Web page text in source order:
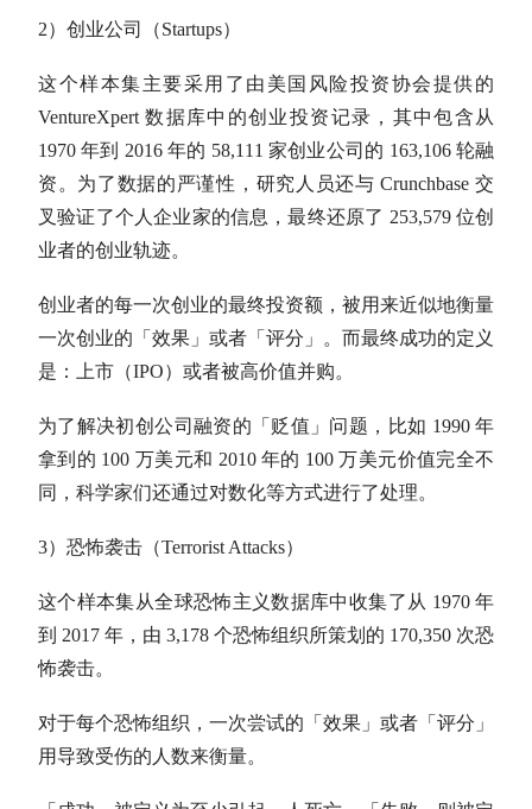
2）创业公司（Startups）
这个样本集主要采用了由美国风险投资协会提供的
VentureXpert 数据库中的创业投资记录，其中包含从
1970 年到 2016 年的 58,111 家创业公司的 163,106 轮融
资。为了数据的严谨性，研究人员还与 Crunchbase 交
叉验证了个人企业家的信息，最终还原了 253,579 位创
业者的创业轨迹。
创业者的每一次创业的最终投资额，被用来近似地衡量
一次创业的「效果」或者「评分」。而最终成功的定义
是：上市（IPO）或者被高价值并购。
为了解决初创公司融资的「贬值」问题，比如 1990 年
拿到的 100 万美元和 2010 年的 100 万美元价值完全不
同，科学家们还通过对数化等方式进行了处理。
3）恐怖袭击（Terrorist Attacks）
这个样本集从全球恐怖主义数据库中收集了从 1970 年
到 2017 年，由 3,178 个恐怖组织所策划的 170,350 次恐
怖袭击。
对于每个恐怖组织，一次尝试的「效果」或者「评分」
用导致受伤的人数来衡量。